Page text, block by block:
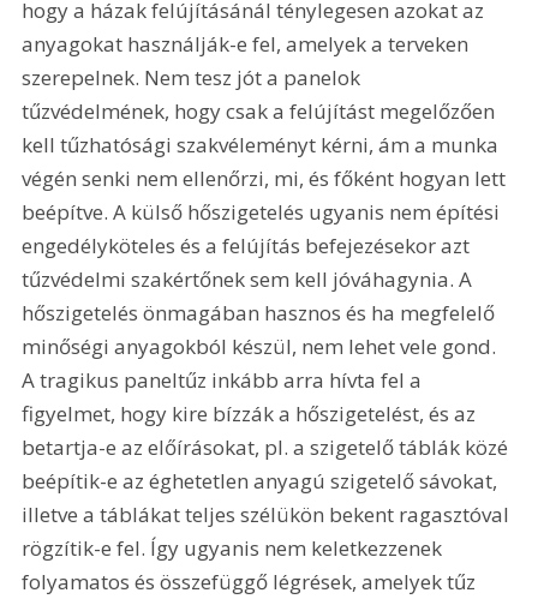
hogy a házak felújításánál ténylegesen azokat az
anyagokat használják-e fel, amelyek a terveken
szerepelnek. Nem tesz jót a panelok
tűzvédelmének, hogy csak a felújítást megelőzően
kell tűzhatósági szakvéleményt kérni, ám a munka
végén senki nem ellenőrzi, mi, és főként hogyan lett
beépítve. A külső hőszigetelés ugyanis nem építési
engedélyköteles és a felújítás befejezésekor azt
tűzvédelmi szakértőnek sem kell jóváhagynia. A
hőszigetelés önmagában hasznos és ha megfelelő
minőségi anyagokból készül, nem lehet vele gond.
A tragikus paneltűz inkább arra hívta fel a
figyelmet, hogy kire bízzák a hőszigetelést, és az
betartja-e az előírásokat, pl. a szigetelő táblák közé
beépítik-e az éghetetlen anyagú szigetelő sávokat,
illetve a táblákat teljes szélükön bekent ragasztóval
rögzítik-e fel. Így ugyanis nem keletkezzenek
folyamatos és összefüggő légrések, amelyek tűz